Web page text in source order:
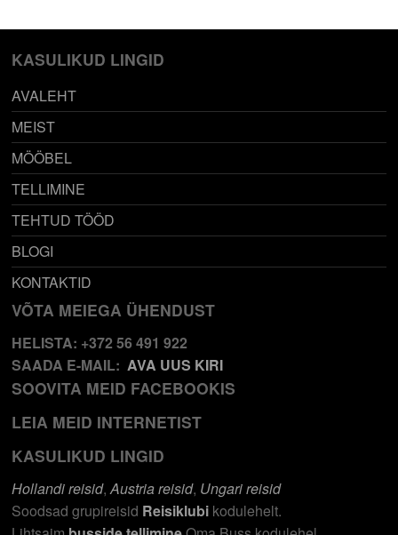
KASULIKUD LINGID
AVALEHT
MEIST
MÖÖBEL
TELLIMINE
TEHTUD TÖÖD
BLOGI
KONTAKTID
VÕTA MEIEGA ÜHENDUST
HELISTA: +372 56 491 922
SAADA E-MAIL:AVA UUS KIRI
SOOVITA MEID FACEBOOKIS
LEIA MEID INTERNETIST
KASULIKUD LINGID
Hollandi reisid,Austria reisid, Ungari reisid
Soodsad grupireisid Reisiklubi kodulehelt.